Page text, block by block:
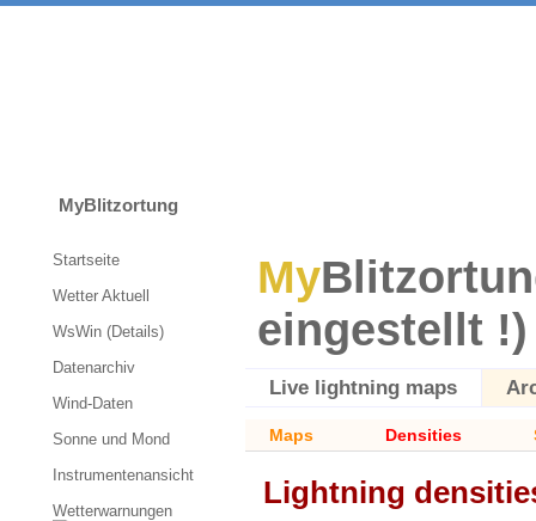
MyBlitzortung
My
eingestellt !)
Live lightning maps
Maps Densities
Lightning
Startseite
Wetter Aktuell
WsWin (Details)
Datenarchiv
Wind-Daten
Sonne und Mond
Instrumentenansicht
Wetterwarnungen